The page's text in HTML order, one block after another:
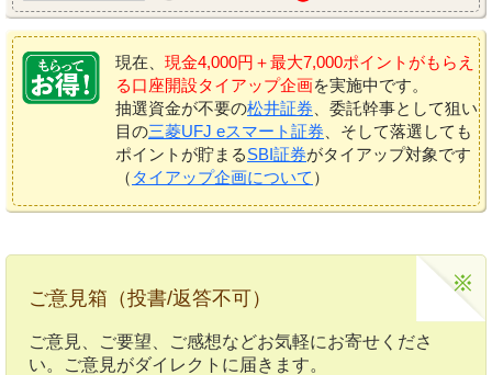
現在、 現金4,000円＋最大7,000ポイントがもらえ
る口座開設タイアップ企画を実施中です。
抽選資金が不要の松井証券 、委託幹事として狙い
目の三菱UFJ eスマート証券 、そして落選しても
ポイントが貯まるSBI証券がタイアップ対象です
（ タイアップ企画について ）
ご意見箱（投書/返答不可）
ご意見、ご要望、ご感想などお気軽にお寄せくださ
い。ご意見がダイレクトに届きます。